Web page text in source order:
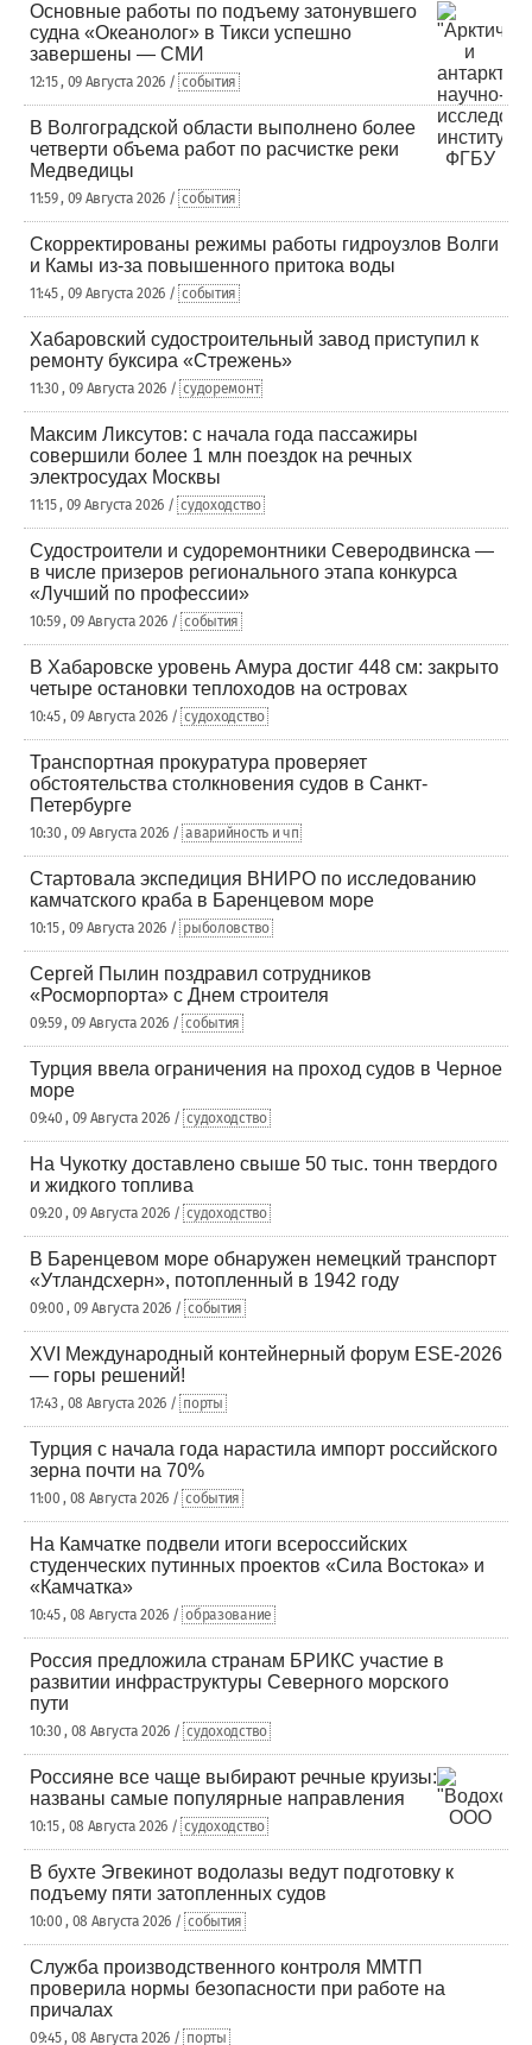
Основные работы по подъему затонувшего
судна «Океанолог» в Тикси успешно
завершены — СМИ
12:15 , 09 Августа 2026 / события
В Волгоградской области выполнено более
четверти объема работ по расчистке реки
Медведицы
11:59 , 09 Августа 2026 / события
Скорректированы режимы работы гидроузлов Волги
и Камы из-за повышенного притока воды
11:45 , 09 Августа 2026 / события
Хабаровский судостроительный завод приступил к
ремонту буксира «Стрежень»
11:30 , 09 Августа 2026 / судоремонт
Максим Ликсутов: с начала года пассажиры
совершили более 1 млн поездок на речных
электросудах Москвы
11:15 , 09 Августа 2026 / судоходство
Судостроители и судоремонтники Северодвинска —
в числе призеров регионального этапа конкурса
«Лучший по профессии»
10:59 , 09 Августа 2026 / события
В Хабаровске уровень Амура достиг 448 см: закрыто
четыре остановки теплоходов на островах
10:45 , 09 Августа 2026 / судоходство
Транспортная прокуратура проверяет
обстоятельства столкновения судов в Санкт-
Петербурге
10:30 , 09 Августа 2026 / аварийность и чп
Стартовала экспедиция ВНИРО по исследованию
камчатского краба в Баренцевом море
10:15 , 09 Августа 2026 / рыболовство
Сергей Пылин поздравил сотрудников
«Росморпорта» с Днем строителя
09:59 , 09 Августа 2026 / события
Турция ввела ограничения на проход судов в Черное
море
09:40 , 09 Августа 2026 / судоходство
На Чукотку доставлено свыше 50 тыс. тонн твердого
и жидкого топлива
09:20 , 09 Августа 2026 / судоходство
В Баренцевом море обнаружен немецкий транспорт
«Утландсхерн», потопленный в 1942 году
09:00 , 09 Августа 2026 / события
XVI Международный контейнерный форум ESE-2026
— горы решений!
17:43 , 08 Августа 2026 / порты
Турция с начала года нарастила импорт российского
зерна почти на 70%
11:00 , 08 Августа 2026 / события
На Камчатке подвели итоги всероссийских
студенческих путинных проектов «Сила Востока» и
«Камчатка»
10:45 , 08 Августа 2026 / образование
Россия предложила странам БРИКС участие в
развитии инфраструктуры Северного морского
пути
10:30 , 08 Августа 2026 / судоходство
Россияне все чаще выбирают речные круизы:
названы самые популярные направления
10:15 , 08 Августа 2026 / судоходство
В бухте Эгвекинот водолазы ведут подготовку к
подъему пяти затопленных судов
10:00 , 08 Августа 2026 / события
Служба производственного контроля ММТП
проверила нормы безопасности при работе на
причалах
09:45 , 08 Августа 2026 / порты